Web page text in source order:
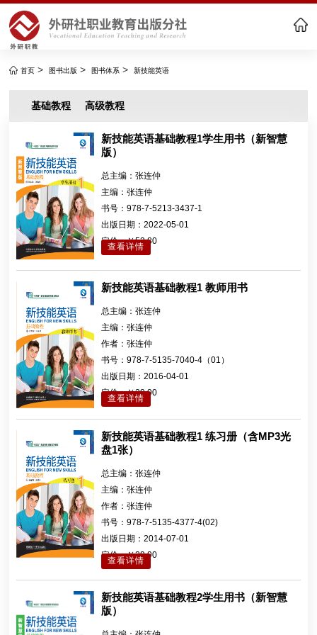
首页 > 图书出版 > 图书体系 > 新技能英语
基础教程 高级教程
新技能英语基础教程1学生用书（新智慧
版）
总主编：张连仲
主编：张连仲
书号：978-7-5213-3437-1
出版日期：2022-05-01
定价：￥52.80
查看详情
新技能英语基础教程1 教师用书
总主编：张连仲
主编：张连仲
作者：张连仲
书号：978-7-5135-7040-4（01）
出版日期：2016-04-01
定价：￥39.90
查看详情
新技能英语基础教程1 练习册（含MP3光
盘1张）
总主编：张连仲
主编：张连仲
作者：张连仲
书号：978-7-5135-4377-4(02)
出版日期：2014-07-01
定价：￥29.90
查看详情
新技能英语基础教程2学生用书（新智慧
版）